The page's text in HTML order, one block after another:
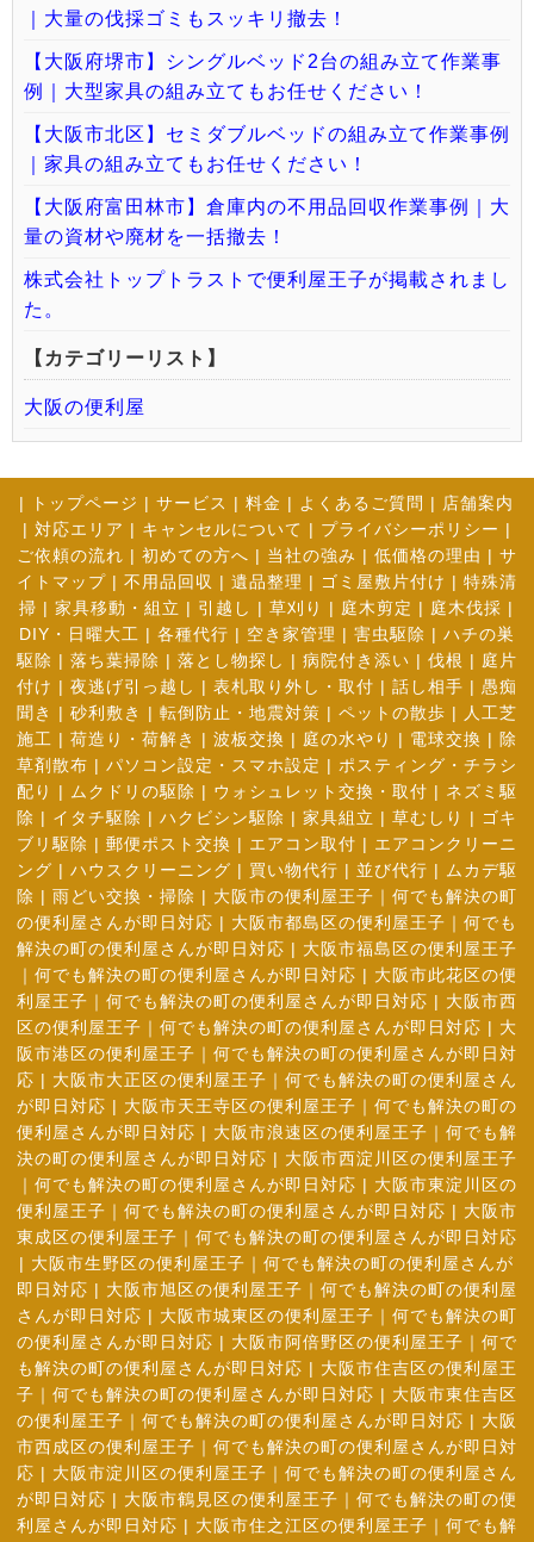
｜大量の伐採ゴミもスッキリ撤去！
【大阪府堺市】シングルベッド2台の組み立て作業事
例｜大型家具の組み立てもお任せください！
【大阪市北区】セミダブルベッドの組み立て作業事例
｜家具の組み立てもお任せください！
【大阪府富田林市】倉庫内の不用品回収作業事例｜大
量の資材や廃材を一括撤去！
株式会社トップトラストで便利屋王子が掲載されまし
た。
【カテゴリーリスト】
大阪の便利屋
| トップページ | サービス | 料金 | よくあるご質問 | 店舗案内
| 対応エリア | キャンセルについて | プライバシーポリシー |
ご依頼の流れ | 初めての方へ | 当社の強み | 低価格の理由 | サ
イトマップ| 不用品回収 | 遺品整理 | ゴミ屋敷片付け | 特殊清
掃 | 家具移動・組立 | 引越し | 草刈り | 庭木剪定 | 庭木伐採 |
DIY・日曜大工 | 各種代行 | 空き家管理 | 害虫駆除 | ハチの巣
駆除 | 落ち葉掃除 | 落とし物探し | 病院付き添い | 伐根 | 庭片
付け | 夜逃げ引っ越し | 表札取り外し・取付 | 話し相手 | 愚痴
聞き
| 砂利敷き | 転倒防止・地震対策 | ペットの散歩 |
人工芝
施工 | 荷造り・荷解き | 波板交換 | 庭の水やり | 電球交換 | 除
草剤散布 | パソコン設定・スマホ設定 | ポスティング・チラシ
配り
| ムクドリの駆除 | ウォシュレット交換・取付 | ネズミ駆
除 | イタチ駆除 | ハクビシン駆除 | 家具組立 | 草むしり | ゴキ
ブリ駆除 | 郵便ポスト交換 | エアコン取付 | エアコンクリーニ
ング | ハウスクリーニング | 買い物代行 | 並び代行 |
ムカデ駆
除 | 雨どい交換・掃除 | 大阪市の便利屋王子｜何でも解決の町
の便利屋さんが即日対応 | 大阪市都島区の便利屋王子｜何でも
解決の町の便利屋さんが即日対応 | 大阪市福島区の便利屋王子
｜何でも解決の町の便利屋さんが即日対応 | 大阪市此花区の便
利屋王子｜何でも解決の町の便利屋さんが即日対応 | 大阪市西
区の便利屋王子｜何でも解決の町の便利屋さんが即日対応 | 大
阪市港区の便利屋王子｜何でも解決の町の便利屋さんが即日対
応 | 大阪市大正区の便利屋王子｜何でも解決の町の便利屋さん
が即日対応 | 大阪市天王寺区の便利屋王子｜何でも解決の町の
便利屋さんが即日対応 | 大阪市浪速区の便利屋王子｜何でも解
決の町の便利屋さんが即日対応 | 大阪市西淀川区の便利屋王子
｜何でも解決の町の便利屋さんが即日対応 | 大阪市東淀川区の
便利屋王子｜何でも解決の町の便利屋さんが即日対応 | 大阪市
東成区の便利屋王子｜何でも解決の町の便利屋さんが即日対応
| 大阪市生野区の便利屋王子｜何でも解決の町の便利屋さんが
即日対応 | 大阪市旭区の便利屋王子｜何でも解決の町の便利屋
さんが即日対応 | 大阪市城東区の便利屋王子｜何でも解決の町
の便利屋さんが即日対応 | 大阪市阿倍野区の便利屋王子｜何で
も解決の町の便利屋さんが即日対応 | 大阪市住吉区の便利屋王
子｜何でも解決の町の便利屋さんが即日対応 | 大阪市東住吉区
の便利屋王子｜何でも解決の町の便利屋さんが即日対応 | 大阪
市西成区の便利屋王子｜何でも解決の町の便利屋さんが即日対
応 | 大阪市淀川区の便利屋王子｜何でも解決の町の便利屋さん
が即日対応 | 大阪市鶴見区の便利屋王子｜何でも解決の町の便
利屋さんが即日対応 | 大阪市住之江区の便利屋王子｜何でも解